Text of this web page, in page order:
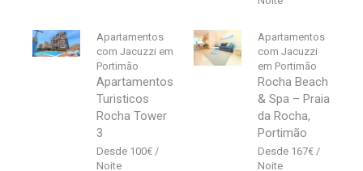
Apartamentos
com Jacuzzi em
Portimão
Apartamentos
Turisticos
Rocha Tower
3
100€
Apartamentos
com Jacuzzi
em Portimão
Rocha Beach
& Spa – Praia
da Rocha,
Portimão
167€